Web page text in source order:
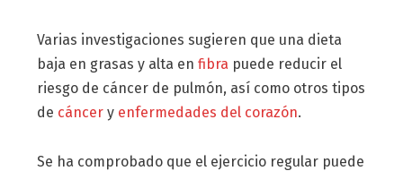
Varias investigaciones sugieren que una dieta
baja en grasas y alta en fibra puede reducir el
riesgo de cáncer de pulmón, así como otros tipos
de cáncery enfermedades del corazón.
Se ha comprobado que el ejercicio regular puede